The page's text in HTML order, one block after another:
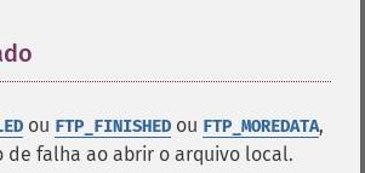
ou FTP_FINISHED ou FTP_MOREDATA,
de falha ao abrir o arquivo local.